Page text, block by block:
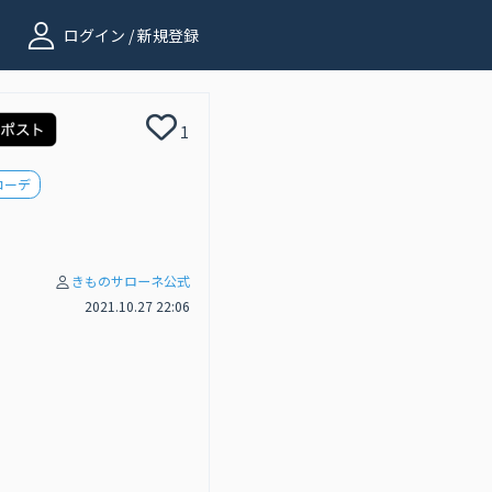
ログイン / 新規登録
1
ーデ
きものサローネ公式
2021.10.27 22:06